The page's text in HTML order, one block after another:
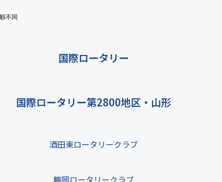
順不同
国際ロータリー
国際ロータリー第2800地区・山形
酒田東ロータリークラブ
鶴岡ロータリークラブ